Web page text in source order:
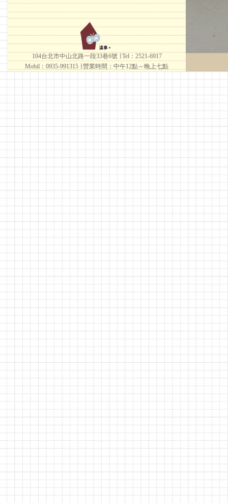
104台北市中山北路一段33巷6號 ∣ Tel：2521-6917
Mobil：0935-991315 ∣
營業時間：中午12點～晚上七點